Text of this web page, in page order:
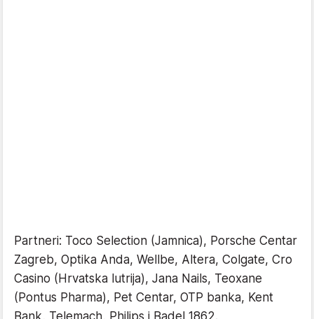
Partneri: Toco Selection (Jamnica), Porsche Centar
Zagreb, Optika Anda, Wellbe, Altera, Colgate, Cro
Casino (Hrvatska lutrija), Jana Nails, Teoxane
(Pontus Pharma), Pet Centar, OTP banka, Kent
Bank, Telemach, Philips i Badel 1862.